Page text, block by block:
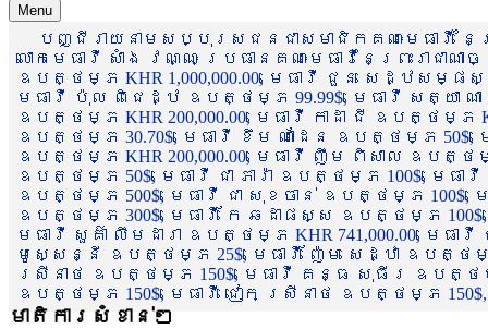
Menu
បញ្ជីរាយនាមសប្បុរសជនជាសមាជិកគណៈមេធាវី
លោកមេធាវី សាំង វណ្ណៈ ប្រធានគណៈមេធាវីនៃព្រះរា
ឧបត្ថម្ភ KHR 1,000,000.00, មេធាវី ជួន សេដ្ឋស
មេធាវី ប៉ុល ពិជេដ្ឋ ឧបត្ថម្ភ 99.99$, មេធាវី សត្យា ណ
ឧបត្ថម្ភ KHR 200,000.00, មេធាវី កាដា ជី ឧបត្ថម្ភ
ឧបត្ថម្ភ 30.70$, មេធាវី ខឹម ណាដែន ឧបត្ថម្ភ 50$,
ឧបត្ថម្ភ KHR 200,000.00, មេធាវី ញឹម ពិសាល ឧបត្ថ
ឧបត្ថម្ភ 50$, មេធាវី ជា ភារ៉ា ឧបត្ថម្ភ 100$, មេ
ឧបត្ថម្ភ 500$, មេធាវី ជា សុខចាន់ ឧបត្ថម្ភ
ឧបត្ថម្ភ 300$, មេធាវី កែ ឆដាផស្ស ឧបត្ថម្ភ
មេធាវី សួគ៌ា លឹមដារា ឧបត្ថម្ភ KHR 741,000.00, មេ
មូសេ្សន្នី ឧបត្ថម្ភ 25$, មេធាវី ញ៉ែម សេដ្ឋា ឧបត្ថ
ស្រីនាថ ឧបត្ថម្ភ 150$, មេធាវី គន្ធ សុធីរ ឧបត្ថម្ភ
ឧបត្ថម្ភ 150$, មេធាវី ជៀក ស្រីនាថ ឧបត្ថម្ភ 150$,
មាតិការសំខាន់ៗ